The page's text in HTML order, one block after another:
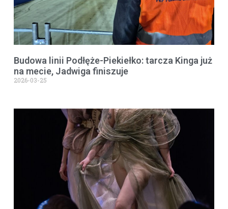
Budowa linii Podłęże-Piekiełko: tarcza Kinga już
na mecie, Jadwiga finiszuje
2026-03-25